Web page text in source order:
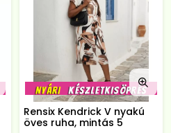
Rensix Kendrick V nyakú
öves ruha, mintás 5